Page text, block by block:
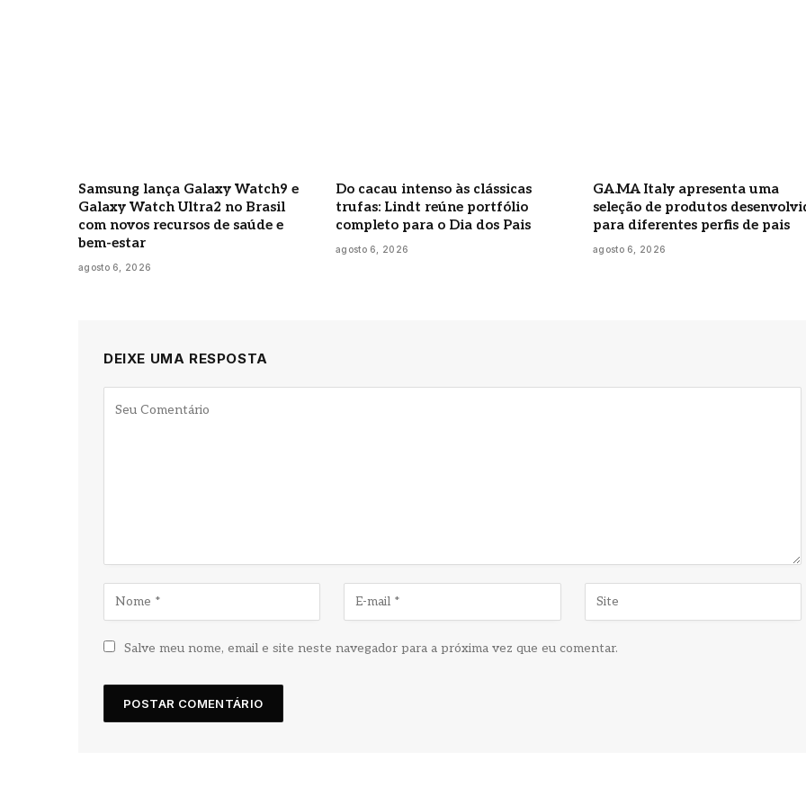
Samsung lança Galaxy Watch9 e
Galaxy Watch Ultra2 no Brasil
com novos recursos de saúde e
bem-estar
agosto 6, 2026
Do cacau intenso às clássicas
trufas: Lindt reúne portfólio
completo para o Dia dos Pais
agosto 6, 2026
GA.MA Italy apresenta uma
seleção de produtos
para diferentes perfis de pais
agosto 6, 2026
DEIXE UMA RESPOSTA
Salve meu nome, email e site neste navegador para a próxima vez que eu comentar.